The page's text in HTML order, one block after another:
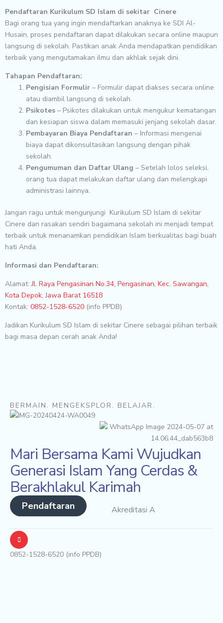
Pendaftaran Kurikulum SD Islam di sekitar Cinere
Bagi orang tua yang ingin mendaftarkan anaknya ke SDI Al-
Husain, proses pendaftaran dapat dilakukan secara online maupun
langsung di sekolah. Pastikan anak Anda mendapatkan pendidikan
terbaik yang mengutamakan ilmu dan akhlak sejak dini.
Tahapan Pendaftaran:
Pengisian Formulir – Formulir dapat diakses secara online
atau diambil langsung di sekolah.
Psikotes – Psikotes dilakukan untuk mengukur kematangan
dan kesiapan siswa dalam memasuki jenjang sekolah dasar.
Pembayaran Biaya Pendaftaran – Informasi mengenai
biaya dapat dikonsultasikan langsung dengan pihak
sekolah.
Pengumuman dan Daftar Ulang – Setelah lolos seleksi,
orang tua dapat melakukan daftar ulang dan melengkapi
administrasi lainnya.
Jangan ragu untuk mengunjungi Kurikulum SD Islam di sekitar
Cinere dan rasakan sendiri bagaimana sekolah ini menjadi tempat
terbaik untuk menanamkan pendidikan Islam berkualitas bagi buah
hati Anda.
Informasi dan Pendaftaran:
Alamat:Jl. Raya Pengasinan No.34, Pengasinan, Kec. Sawangan,
Kota Depok, Jawa Barat 16518
Kontak: 0852-1528-6520 (info PPDB)
Jadikan Kurikulum SD Islam di sekitar Cinere sebagai pilihan terbaik
bagi masa depan cerah anak Anda!
BERMAIN. MENGEKSPLOR. BELAJAR.
Mari Bersama Kami Wujudkan
Generasi Islam Yang Cerdas &
Berakhlakul Karimah
Pendaftaran Akreditasi A
0852-1528-6520 (info PPDB)